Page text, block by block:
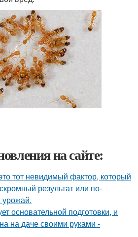
на сайте:
тот невидимый фактор, который
результат или по-
основательной подготовки, и
на даче своими руками -